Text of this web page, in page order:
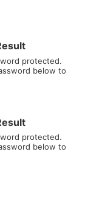
protected.
below to
protected.
below to